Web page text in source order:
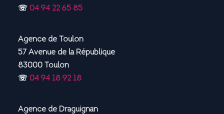
☏ 04 94 22 65 85
Agence de Toulon
57 Avenue de la République
83000 Toulon
☏ 04 94 18 92 18
Agence de Draguignan